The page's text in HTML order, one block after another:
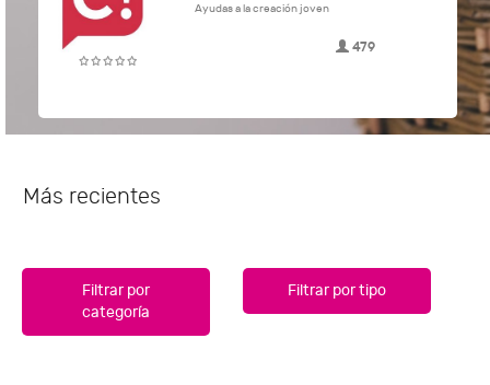
Ayudas a la creación joven
479
Más recientes
Filtrar por
categoría
Filtrar por tipo